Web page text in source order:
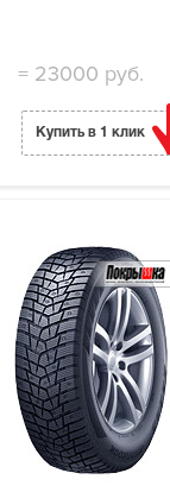
=23000 руб.
Купить в 1 клик